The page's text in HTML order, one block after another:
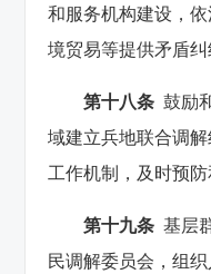
和服务机构建设，
境贸易等提供矛盾纠
第十八条 鼓励
域建立兵地联合调
工作机制，及时预
第十九条 基层
民调解委员会，组